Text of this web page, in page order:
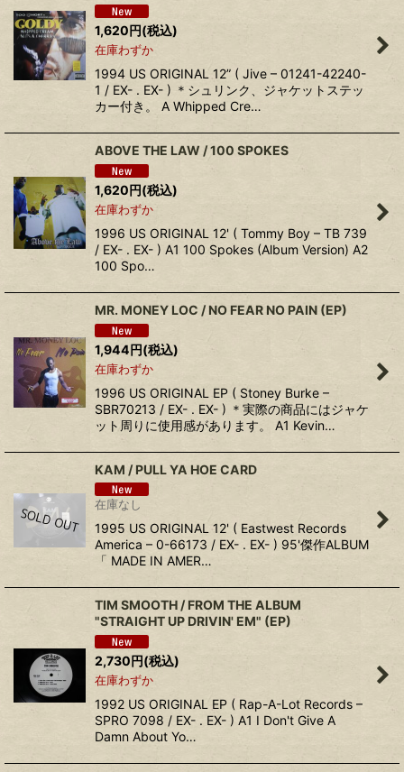
1,620円(税込)
在庫わずか
1994 US ORIGINAL 12” ( Jive – 01241-42240-
1 / EX- . EX- ) ＊シュリンク、ジャケットステッ
カー付き。 A Whipped Cre…
ABOVE THE LAW / 100 SPOKES
1,620円(税込)
在庫わずか
1996 US ORIGINAL 12' ( Tommy Boy – TB 739
/ EX- . EX- ) A1 100 Spokes (Album Version) A2
100 Spo…
MR. MONEY LOC / NO FEAR NO PAIN (EP)
1,944円(税込)
在庫わずか
1996 US ORIGINAL EP ( Stoney Burke –
SBR70213 / EX- . EX- ) ＊実際の商品にはジャケ
ット周りに使用感があります。 A1 Kevin…
KAM / PULL YA HOE CARD
在庫なし
1995 US ORIGINAL 12' ( Eastwest Records
America – 0-66173 / EX- . EX- ) 95'傑作ALBUM
「 MADE IN AMER…
TIM SMOOTH / FROM THE ALBUM
"STRAIGHT UP DRIVIN' EM" (EP)
2,730円(税込)
在庫わずか
1992 US ORIGINAL EP ( Rap-A-Lot Records –
SPRO 7098 / EX- . EX- ) A1 I Don't Give A
Damn About Yo…